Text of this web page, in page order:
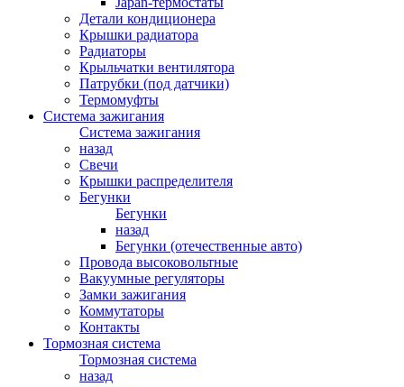
Детали кондиционера
Крышки радиатора
Радиаторы
Крыльчатки вентилятора
Патрубки (под датчики)
Термомуфты
Система зажигания
Система зажигания
назад
Свечи
Крышки распределителя
Бегунки
Бегунки
назад
Бегунки (отечественные авто)
Провода высоковольтные
Вакуумные регуляторы
Замки зажигания
Коммутаторы
Контакты
Тормозная система
Тормозная система
назад